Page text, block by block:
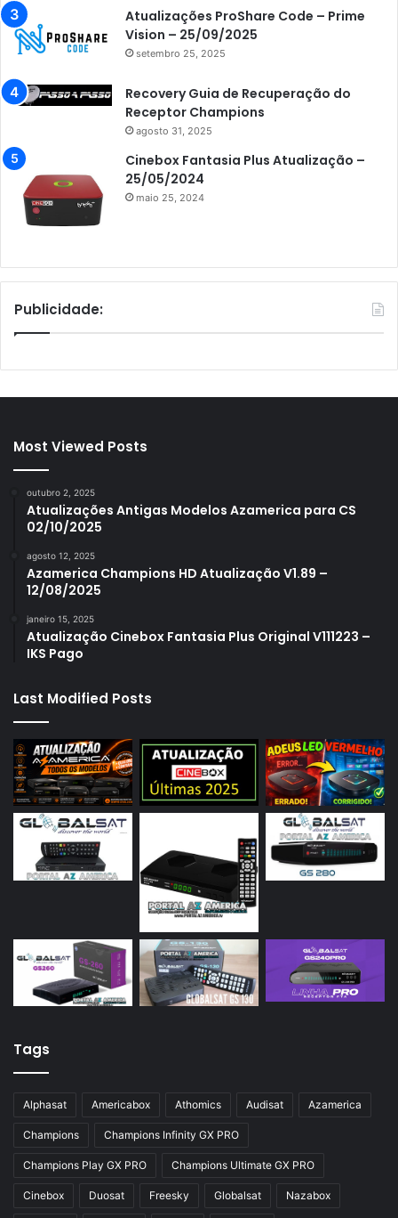
Atualizações ProShare Code – Prime
Vision – 25/09/2025
setembro 25, 2025
Recovery Guia de Recuperação do
Receptor Champions
agosto 31, 2025
Cinebox Fantasia Plus Atualização –
25/05/2024
maio 25, 2024
Publicidade:
Most Viewed Posts
outubro 2, 2025
Atualizações Antigas Modelos Azamerica para CS
02/10/2025
agosto 12, 2025
Azamerica Champions HD Atualização V1.89 –
12/08/2025
janeiro 15, 2025
Atualização Cinebox Fantasia Plus Original V111223 –
IKS Pago
Last Modified Posts
Tags
Alphasat Americabox Athomics Audisat Azamerica
Champions Champions Infinity GX PRO
Champions Play GX PRO Champions Ultimate GX PRO
Cinebox Duosat Freesky Globalsat Nazabox